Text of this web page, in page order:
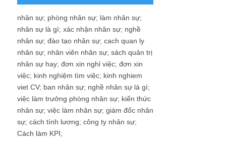
nhân sự; phòng nhân sự; làm nhân sự;
nhân sự là gì; xác nhận nhân sự; nghề
nhân sự; đào tạo nhân sự; cach quan ly
nhân sự; nhân viên nhân sự; sách quản trị
nhân sự hay; đơn xin nghỉ việc; đơn xin
việc; kinh nghiệm tìm việc; kinh nghiem
viet CV; ban nhân sự; nghề nhân sự là gì;
việc làm trưởng phòng nhân sự; kiến thức
nhân sự; việc làm nhân sự; giám đốc nhân
sự; cách tính lương; công ty nhân sự;
Cách làm KPI;